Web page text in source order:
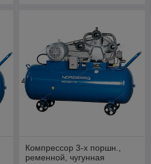
Компрессор 3-х поршн.,
ременной, чугунная